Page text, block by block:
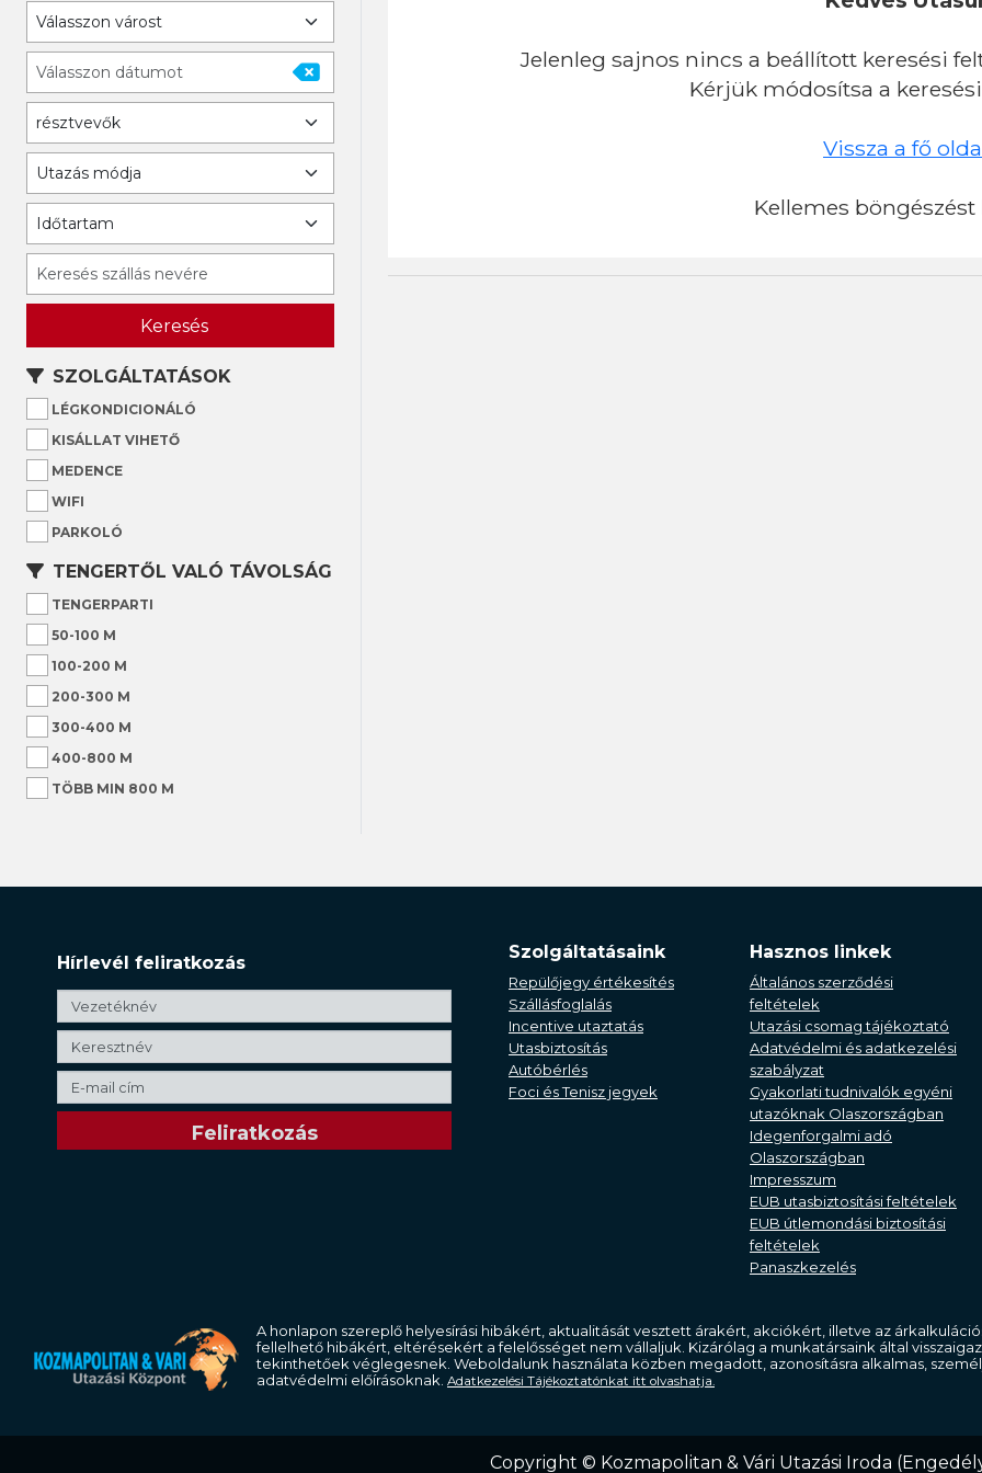
Keresés
SZOLGÁLTATÁSOK
LÉGKONDICIONÁLÓ
KISÁLLAT VIHETŐ
MEDENCE
WIFI
PARKOLÓ
TENGERTŐL VALÓ TÁVOLSÁG
TENGERPARTI
50-100 M
100-200 M
200-300 M
300-400 M
400-800 M
TÖBB MIN 800 M
Jelenleg sajnos nincs a beállított keresési
Kérjük módosítsa a
Vissza a fő
Kellemes
Hírlevél feliratkozás
Szolgáltatásaink
Repülőjegy értékesítés
Szállásfoglalás
Incentive utaztatás
Utasbiztosítás
Autóbérlés
Foci és Tenisz jegyek
Hasznos linkek
Általános szerződési
feltételek
Utazási csomag tájékoztató
Adatvédelmi és adatkezelési
szabályzat
Gyakorlati tudnivalók egyéni
utazóknak Olaszországban
Idegenforgalmi adó
Olaszországban
Impresszum
EUB utasbiztosítási feltételek
EUB útlemondási biztosítási
feltételek
Panaszkezelés
A honlapon szereplő helyesírási hibákért, aktualitását vesztett árakért, akciókért, illetve az
fellelhető hibákért, eltérésekért a felelősséget nem vállaljuk. Kizárólag a munkatársaink által
tekinthetőek véglegesnek. Weboldalunk használata közben megadott, azonosításra alkalmas,
adatvédelmi előírásoknak. Adatkezelési Tájékoztatónkat itt olvashatja.
Copyright © Kozmapolitan & Vári Utazási Iroda